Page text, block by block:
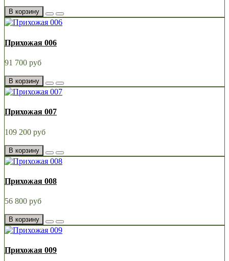
В корзину
Прихожая 006
91 700 руб
В корзину
Прихожая 007
109 200 руб
В корзину
Прихожая 008
56 800 руб
В корзину
Прихожая 009